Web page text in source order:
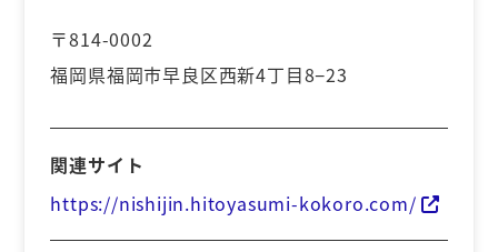
〒814-0002
福岡県福岡市早良区西新4丁目8−23
関連サイト
https://nishijin.hitoyasumi-kokoro.com/